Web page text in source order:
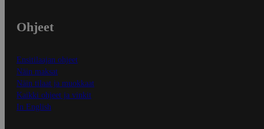
Ohjeet
Ensitilaajan ohjeet
Näin maksat
Näin tilaat ja muokkaat
Kaikki ohjeet ja vinkit
In English